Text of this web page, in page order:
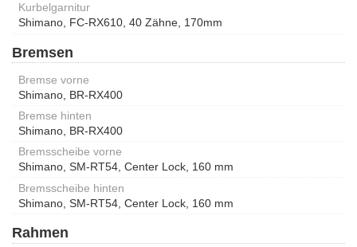
Kurbelgarnitur
Shimano, FC-RX610, 40 Zähne, 170mm
Bremsen
Bremse vorne
Shimano, BR-RX400
Bremse hinten
Shimano, BR-RX400
Bremsscheibe vorne
Shimano, SM-RT54, Center Lock, 160 mm
Bremsscheibe hinten
Shimano, SM-RT54, Center Lock, 160 mm
Rahmen